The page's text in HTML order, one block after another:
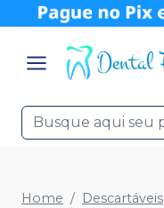
Home Descartáveis